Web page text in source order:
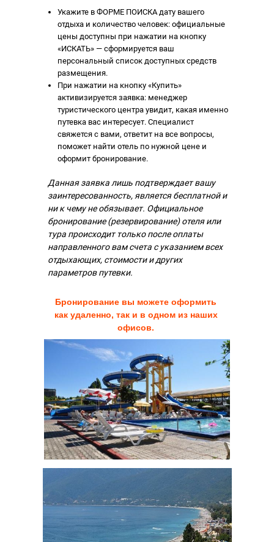
Укажите в ФОРМЕ ПОИСКА дату вашего
отдыха и количество человек: официальные
цены доступны при нажатии на кнопку
«ИСКАТЬ» — сформируется ваш
персональный список доступных средств
размещения.
При нажатии на кнопку «Купить»
активизируется заявка: менеджер
туристического центра увидит, какая именно
путевка вас интересует. Специалист
свяжется с вами, ответит на все вопросы,
поможет найти отель по нужной цене и
оформит бронирование.
Данная заявка лишь подтверждает вашу
заинтересованность, является бесплатной и
ни к чему не обязывает. Официальное
бронирование (резервирование) отеля или
тура происходит только после оплаты
направленного вам счета с указанием всех
отдыхающих, стоимости и других
параметров путевки.
Бронирование вы можете оформить
как удаленно, так и в одном из наших
офисов.